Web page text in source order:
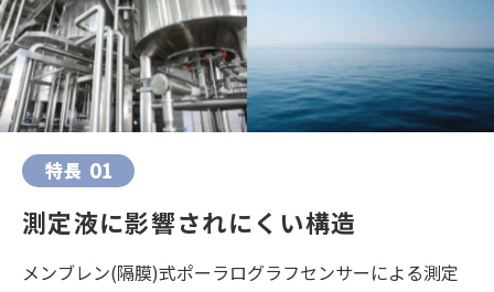
特長 01
測定液に影響されにくい構造
メンブレン(隔膜)式ポーラログラフセンサーによる測定